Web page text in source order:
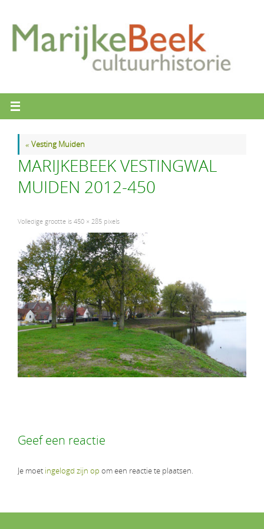
inhoud
«Vesting Muiden
MARIJKEBEEK VESTINGWAL
MUIDEN 2012-450
Volledige grootte is 450 × 285 pixels
Geef een reactie
Je moet ingelogd zijn op om een reactie te plaatsen.